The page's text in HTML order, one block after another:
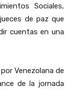
Sociales,
de paz que
cuentas en una
Venezolana de
de la jornada